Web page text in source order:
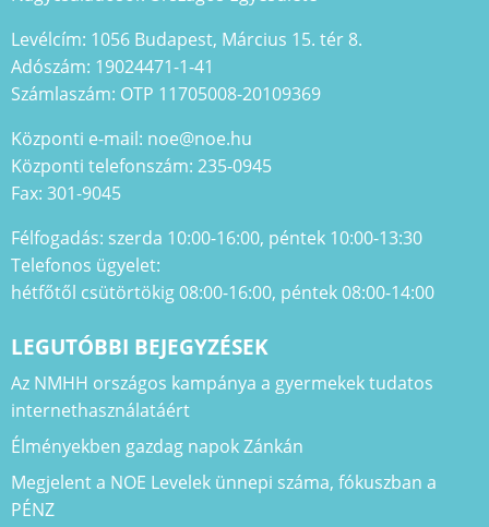
Levélcím: 1056 Budapest, Március 15. tér 8.
Adószám: 19024471-1-41
Számlaszám: OTP 11705008-20109369
Központi e-mail: noe@noe.hu
Központi telefonszám: 235-0945
Fax: 301-9045
Félfogadás: szerda 10:00-16:00, péntek 10:00-13:30
Telefonos ügyelet:
hétfőtől csütörtökig 08:00-16:00, péntek 08:00-14:00
LEGUTÓBBI BEJEGYZÉSEK
Az NMHH országos kampánya a gyermekek tudatos
internethasználatáért
Élményekben gazdag napok Zánkán
Megjelent a NOE Levelek ünnepi száma, fókuszban a
PÉNZ